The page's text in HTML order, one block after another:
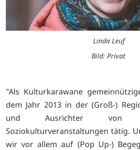
Linda Leuf
Bild: Privat
"Als Kulturkarawane
dem Jahr 2013 in der (Groß-)
und Ausrichter von
Soziokulturveranstaltungen tätig.
wir vor allem auf (Pop Up-)